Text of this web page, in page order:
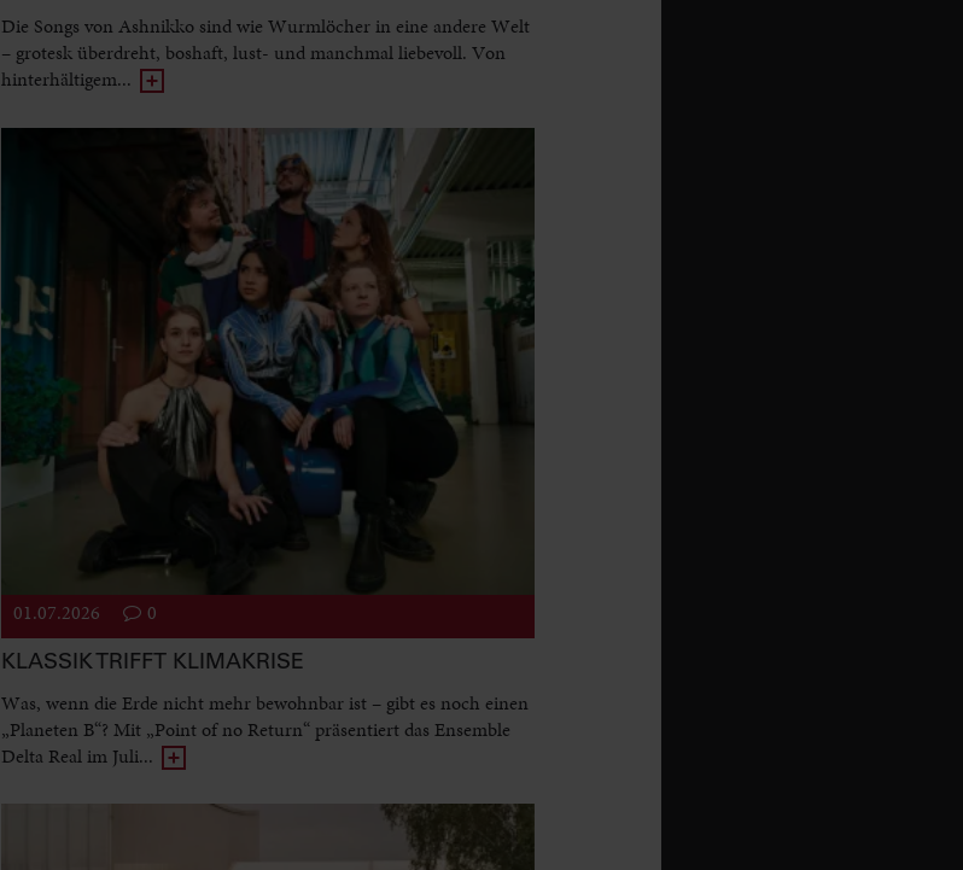
Die Songs von Ashnikko sind wie Wurmlöcher in eine andere Welt
– grotesk überdreht, boshaft, lust- und manchmal liebevoll. Von
hinterhältigem...
01.07.2026 0
KLASSIK TRIFFT KLIMAKRISE
Was, wenn die Erde nicht mehr bewohnbar ist – gibt es noch einen
„Planeten B“? Mit „Point of no Return“ präsentiert das Ensemble
Delta Real im Juli...